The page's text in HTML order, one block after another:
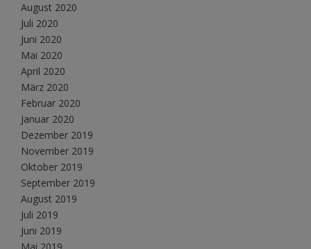
August 2020
Juli 2020
Juni 2020
Mai 2020
April 2020
März 2020
Februar 2020
Januar 2020
Dezember 2019
November 2019
Oktober 2019
September 2019
August 2019
Juli 2019
Juni 2019